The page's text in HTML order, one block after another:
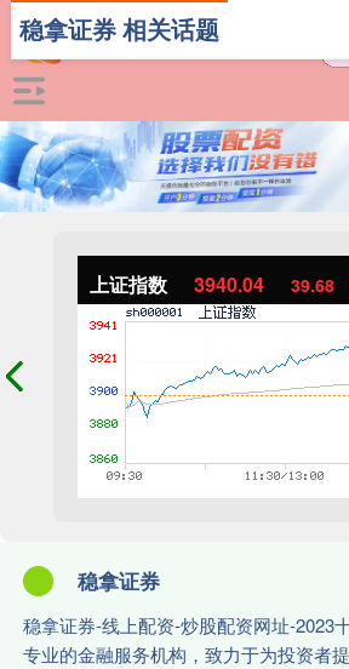
上证指数 3940.04 39.68
稳拿证券
稳拿证券-线上配资-炒股配资网址-2023
专业的金融服务机构，致力于为投资者
稳拿证券 相关话题